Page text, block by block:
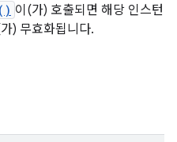
이(가) 호출되면 해당 인스턴
) 무효화됩니다.